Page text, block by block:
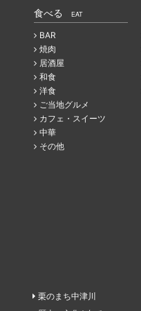
食べる EAT
BAR
焼肉
居酒屋
和食
洋食
ご当地グルメ
カフェ・スイーツ
中華
その他
栗のまち中津川